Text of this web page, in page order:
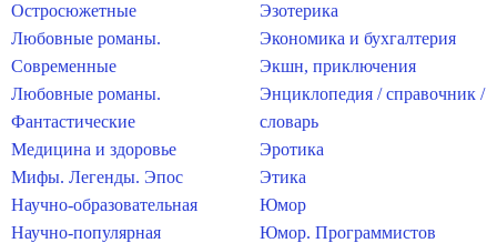
Остросюжетные
Любовные романы.
Современные
Любовные романы.
Фантастические
Медицина и здоровье
Мифы. Легенды. Эпос
Научно-образовательная
Научно-популярная
Эзотерика
Экономика и бухгалтерия
Экшн, приключения
Энциклопедия / справочник /
словарь
Эротика
Этика
Юмор
Юмор. Программистов